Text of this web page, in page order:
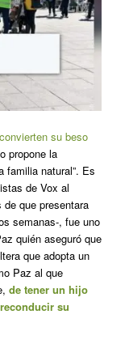
su beso
propone la
familia natural”. Es
de Vox al
que presentara
semanas-, fue uno
quién aseguró que
que adopta un
Paz al que
de tener un hijo
su